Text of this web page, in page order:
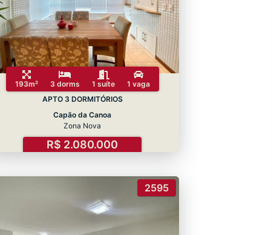
193m² 3 dorms 1 suíte
1 vaga
APTO 3 DORMITÓRIOS
Capão da Canoa
Zona Nova
R$ 2.080.000
2595